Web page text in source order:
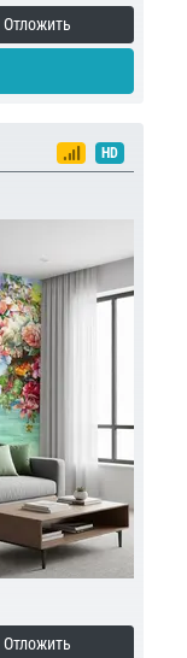
Отложить
HD
Отложить